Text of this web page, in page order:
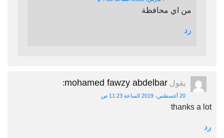
من اي محافظة
رد
يقول mohamed fawzy abdelbar
:
20 أغسطس، 2019 الساعة 11:23 ص
thanks a lot
رد